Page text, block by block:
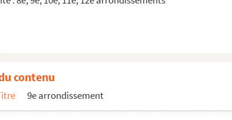
des brouettes
contenu
9e arrondissement